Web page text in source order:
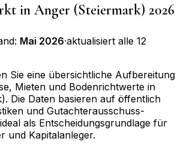
in Anger (Steiermark) 2026
Mai 2026·aktualisiert alle 12
Sie eine übersichtliche Aufbereitung
Mieten und Bodenrichtwerte in
. Die Daten basieren auf öffentlich
und Gutachterausschuss-
als Entscheidungsgrundlage für
und Kapitalanleger.